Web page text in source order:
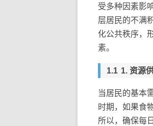
受多种因素影
层居民的不满
化公共秩序，
素。
1. 资源
当居民的基本
时期，如果食
所以，确保每